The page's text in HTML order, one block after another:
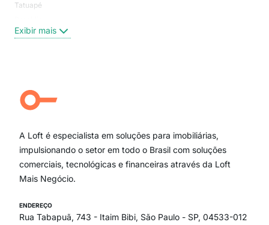
Tatuapé
Centro
Campo Belo
Ipiranga
Paraíso
Itaim Bibi
Exibir mais
A Loft é especialista em soluções para imobiliárias,
impulsionando o setor em todo o Brasil com soluções
comerciais, tecnológicas e financeiras através da Loft
Mais Negócio.
ENDEREÇO
Rua Tabapuã, 743 - Itaim Bibi, São Paulo - SP, 04533-012